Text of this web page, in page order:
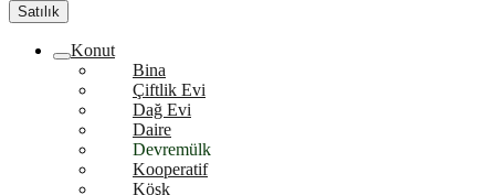
Satılık
Konut
Bina
Çiftlik Evi
Dağ Evi
Daire
Devremülk
Kooperatif
Köşk